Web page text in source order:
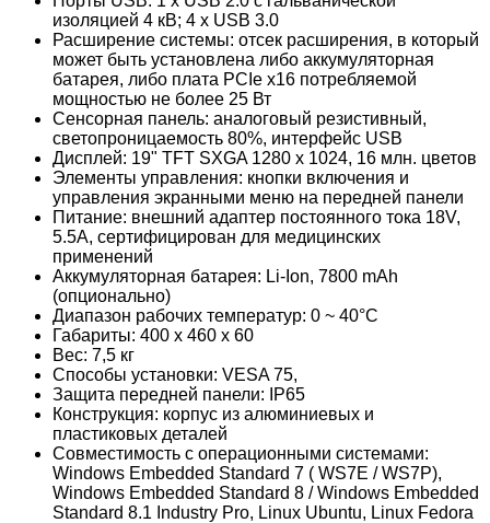
изоляцией 4 кВ; 4 x USB 3.0
Расширение системы: отсек расширения, в который
может быть установлена либо аккумуляторная
батарея, либо плата PCIe x16 потребляемой
мощностью не более 25 Вт
Сенсорная панель: аналоговый резистивный,
светопроницаемость 80%, интерфейс USB
Дисплей: 19" TFT SXGA 1280 x 1024, 16 млн. цветов
Элементы управления: кнопки включения и
управления экранными меню на передней панели
Питание: внешний адаптер постоянного тока 18V,
5.5A, сертифицирован для медицинских
применений
Аккумуляторная батарея: Li-Ion, 7800 mAh
(опционально)
Диапазон рабочих температур: 0 ~ 40°C
Габариты: 400 x 460 x 60
Вес: 7,5 кг
Способы установки: VESA 75,
Защита передней панели: IP65
Конструкция: корпус из алюминиевых и
пластиковых деталей
Совместимость с операционными системами:
Windows Embedded Standard 7 ( WS7E / WS7P),
Windows Embedded Standard 8 / Windows Embedded
Standard 8.1 Industry Pro, Linux Ubuntu, Linux Fedora